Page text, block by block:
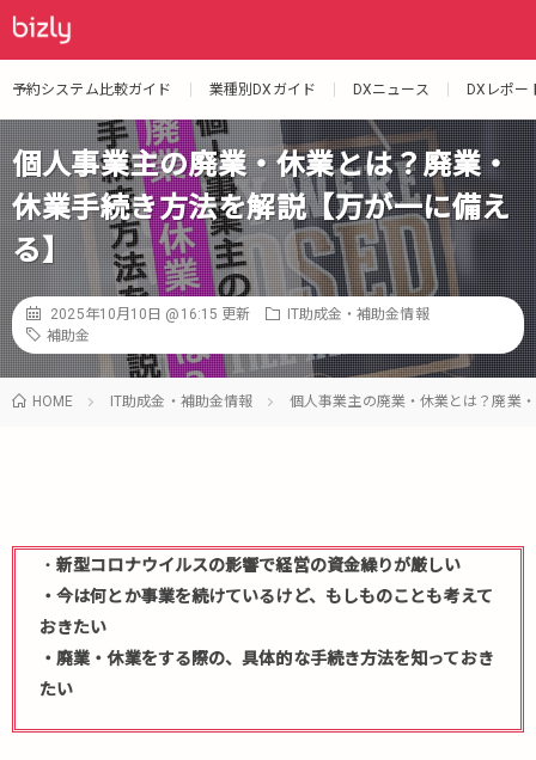
予約システム比較ガイド 業種別DXガイド DXニュース DXレポー
個人事業主の廃業・休業とは？廃業・
休業手続き方法を解説【万が一に備え
る】
2025年10月10日 @16:15 更新
IT助成金・補助金情報
補助金
HOME IT助成金・補助金情報 個人事業主の廃業・休業とは？廃業
・新型コロナウイルスの影響で経営の資金繰りが厳しい
・今は何とか事業を続けているけど、もしものことも考えて
おきたい
・廃業・休業をする際の、具体的な手続き方法を知っておき
たい